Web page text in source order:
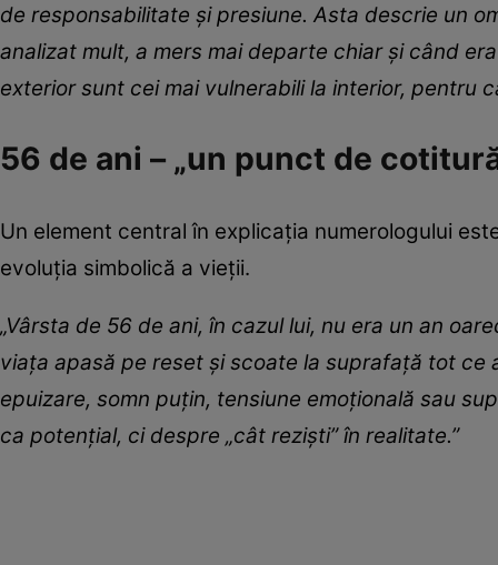
de responsabilitate și presiune. Asta descrie un
analizat mult, a mers mai departe chiar și când
exterior sunt cei mai vulnerabili la interior, pentru
56 de ani – „un punct de
Un element central în explicația numerologului
evoluția simbolică a vieții.
„Vârsta de 56 de ani, în cazul lui, nu era un an
viața apasă pe reset și scoate la suprafață tot
epuizare, somn puțin, tensiune emoțională sau
ca potențial, ci despre „cât reziști” în realitate.”